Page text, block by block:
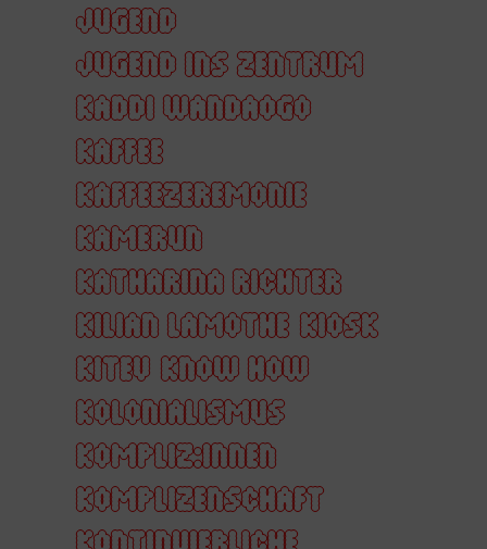
JUGEND
JUGEND INS ZENTRUM
KADDI WANDAOGO
KAFFEE
KAFFEEZEREMONIE
KAMERUN
KATHARINA RICHTER
KILIAN LAMOTHE KIOSK
KITEV KNOW HOW
KOLONIALISMUS
KOMPLIZ:INNEN
KOMPLIZENSCHAFT
KONTINUIERLICHE